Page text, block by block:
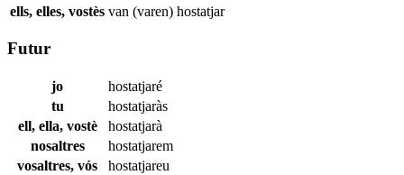
ells, elles, vostès van (varen) hostatjar
Futur
jo
hostatjaré
tu
hostatjaràs
ell, ella, vostè
hostatjarà
nosaltres
hostatjarem
vosaltres, vós
hostatjareu